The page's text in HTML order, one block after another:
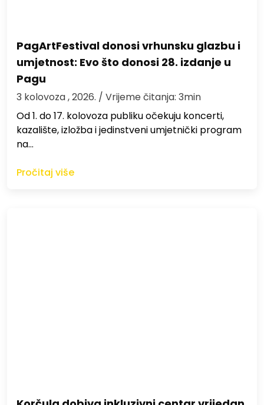
PagArtFestival donosi vrhunsku glazbu i
umjetnost: Evo što donosi 28. izdanje u
Pagu
3 kolovoza , 2026. / Vrijeme čitanja: 3min
Od 1. do 17. kolovoza publiku očekuju koncerti,
kazalište, izložba i jedinstveni umjetnički program
na…
Pročitaj više